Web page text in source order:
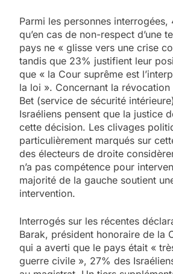
Parmi les personnes
qu’en cas de non-respect d’une
pays ne « glisse vers une crise
tandis que 23% justifient leur
que « la Cour suprême est
la loi ». Concernant la
Bet (service de sécurité
Israéliens pensent que la justice
cette décision. Les clivages
particulièrement marqués sur
des électeurs de droite
n’a pas compétence pour
majorité de la gauche soutient
intervention.
Interrogés sur les récentes
Barak, président honoraire de la
qui a averti que le pays était «
guerre civile », 27% des